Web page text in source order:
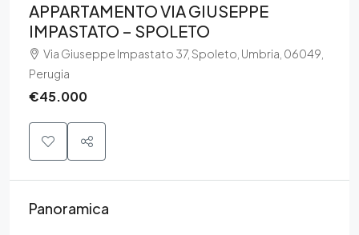
APPARTAMENTO VIA GIUSEPPE
IMPASTATO – SPOLETO
Via Giuseppe Impastato 37, Spoleto, Umbria, 06049,
Perugia
€45.000
Panoramica